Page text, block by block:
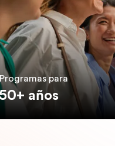
para
años